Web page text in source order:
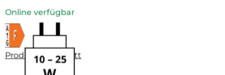
Online verfügbar
Produktdatenblatt